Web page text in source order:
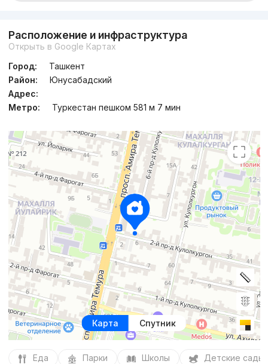
Расположение и инфраструктура
Открыть в Google Картах
Город:
Ташкент
Район:
Юнусабадский
Адрес:
Метро:
Туркестан пешком 581 м 7 мин
Карта Спутник
Еда Парки Школы Детские сады